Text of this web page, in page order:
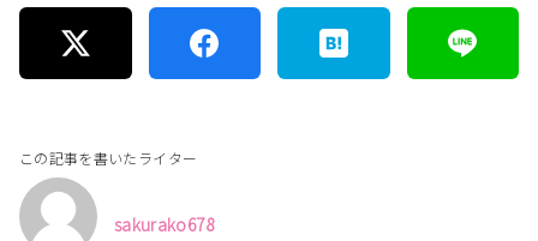
この記事を書いたライター
sakurako678